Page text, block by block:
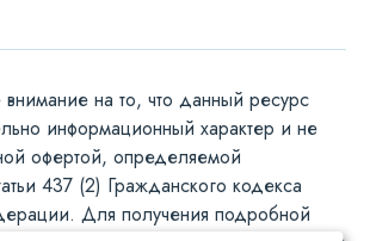
на то, что данный ресурс
информационный характер и не
офертой, определяемой
437 (2) Гражданского кодекса
Для получения подробной